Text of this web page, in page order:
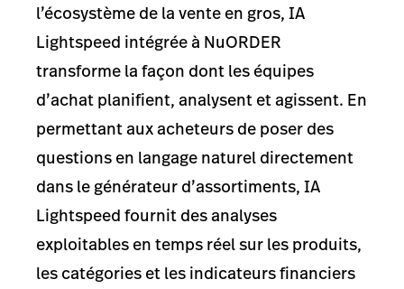
l’écosystème de la vente en gros, IA
Lightspeed intégrée à NuORDER
transforme la façon dont les équipes
d’achat planifient, analysent et agissent. En
permettant aux acheteurs de poser des
questions en langage naturel directement
dans le générateur d’assortiments, IA
Lightspeed fournit des analyses
exploitables en temps réel sur les produits,
les catégories et les indicateurs financiers